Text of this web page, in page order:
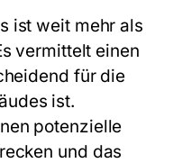
ist weit mehr als
vermittelt einen
für die
ist.
potenzielle
und das